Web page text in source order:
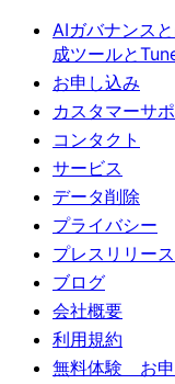
AIガバナンス
成ツールと
お申し込み
カスタマーサ
コンタクト
サービス
データ削除
プライバシー
プレスリリース
ブログ
会社概要
利用規約
無料体験 お申